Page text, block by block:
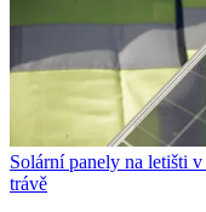
Solární panely na letišti
trávě